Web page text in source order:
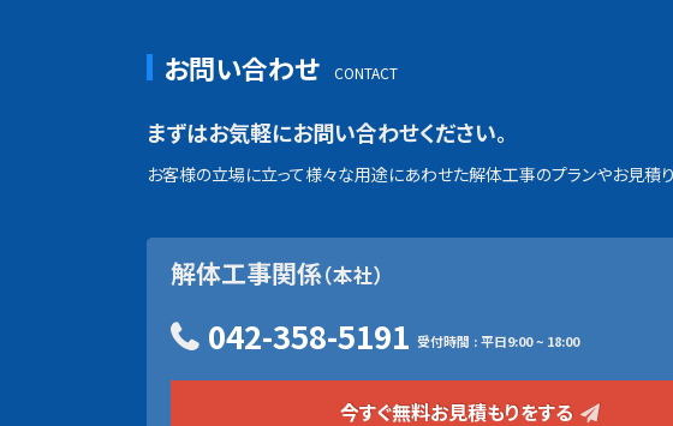
お問い合わせ
まずはお気軽にお問い合わせください。
お客様の立場に立って様々な用途にあわせた解体工事のプランやお見積
解体工事関係（本社）
042-358-5191 受付時間 : 平日9:00 ~ 18:00
今すぐ無料お見積もりをする